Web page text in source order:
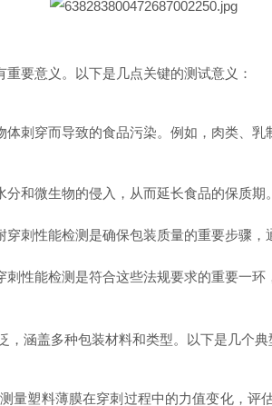
要意义。以下是几点关键的测试意义：
刺穿而导致的食品污染。例如，肉类、
和微生物的侵入，从而延长食品的保质
刺性能检测是确保包装质量的重要步骤
性能检测是符合这些法规要求的重要一环
涵盖多种包装材料和类型。以下是几个典
量塑料薄膜在穿刺过程中的力值变化，